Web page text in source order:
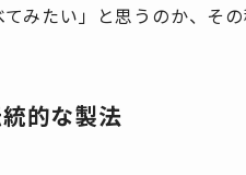
みたい」と思うのか、その
的な製法